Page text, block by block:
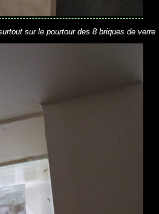
sur le pourtour des 8 briques de verre